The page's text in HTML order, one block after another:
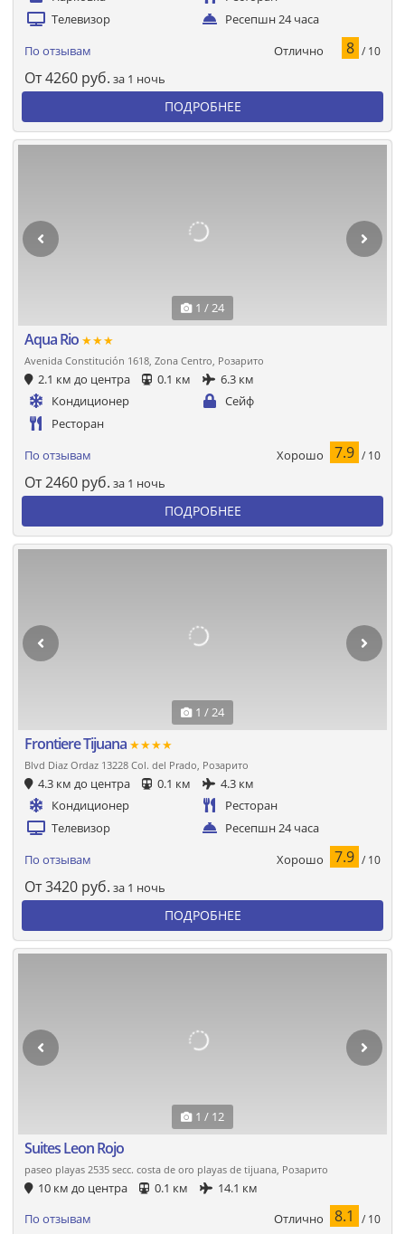
Телевизор
Ресепшн 24 часа
По отзывам Отлично 8 / 10
От4260 руб. за 1 ночь
ПОДРОБНЕЕ
1 / 24
Aqua Rio ★★★
Avenida Constitución 1618, Zona Centro, Розарито
2.1 км до центра 0.1 км
6.3 км
Кондиционер
Сейф
Ресторан
По отзывам Хорошо 7.9 / 10
От2460 руб. за 1 ночь
ПОДРОБНЕЕ
1 / 24
Frontiere Tijuana ★★★★
Blvd Diaz Ordaz 13228 Col. del Prado, Розарито
4.3 км до центра 0.1 км
4.3 км
Кондиционер
Ресторан
Телевизор
Ресепшн 24 часа
По отзывам Хорошо 7.9 / 10
От3420 руб. за 1 ночь
ПОДРОБНЕЕ
1 / 12
Suites Leon Rojo
paseo playas 2535 secc. costa de oro playas de tijuana, Розарито
10 км до центра 0.1 км
14.1 км
По отзывам
Отлично 8.1 / 10